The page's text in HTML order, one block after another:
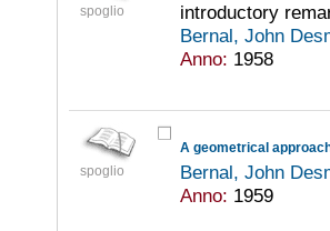
spoglio
introductory
Bernal, John
Anno: 1958
spoglio
A geometrical
Bernal, John
Anno: 1959